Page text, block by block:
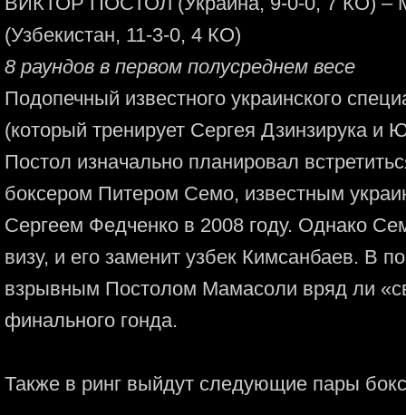
(Узбекистан, 11-3-0, 4 КО)
8 раундов в первом полусреднем весе
Подопечный известного украинского
(который тренирует Сергея Дзинзирука и
Постол изначально планировал
боксером Питером Семо, известным
Сергеем Федченко в 2008 году. Однако
визу, и его заменит узбек Кимсанбаев. В
взрывным Постолом Мамасоли вряд ли
финального гонда.
Также в ринг выйдут следующие пары